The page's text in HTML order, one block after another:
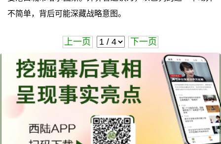
不简单，背后可能深藏战略意图。
上一页 下一页